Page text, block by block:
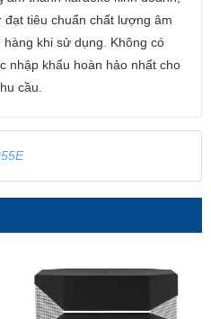
tiêu chuẩn chất lượng âm
khi sử dụng. Không có
nhập khẩu hoàn hảo nhất cho
cầu.